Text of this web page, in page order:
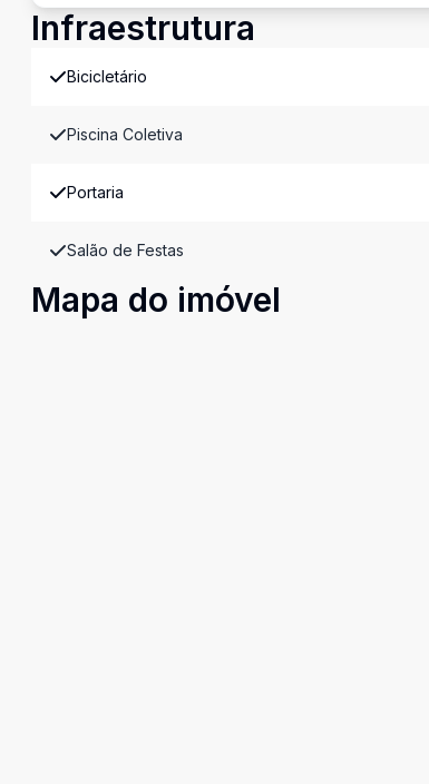
Infraestrutura
Bicicletário
Piscina Coletiva
Portaria
Salão de Festas
Mapa do imóvel